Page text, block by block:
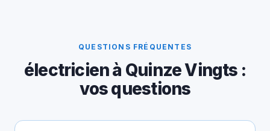
QUESTIONS FRÉQUENTES
électricien à Quinze Vingts :
vos questions